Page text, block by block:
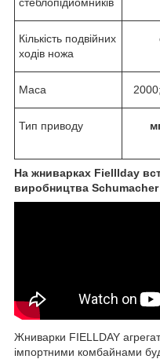
Кількість подвійних
ходів ножа
Маса
Тип приводу
На жниварках Fіelllday
виробництва Schumacher
Жниварки FIELLDAY
імпортними комбайнами